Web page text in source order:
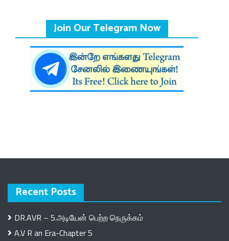
Join Our Telegram Now
Recent Posts
DR.AVR – 5.அடியேன் பெற்ற நெருக்கம்
A.V R an Era-Chapter 5